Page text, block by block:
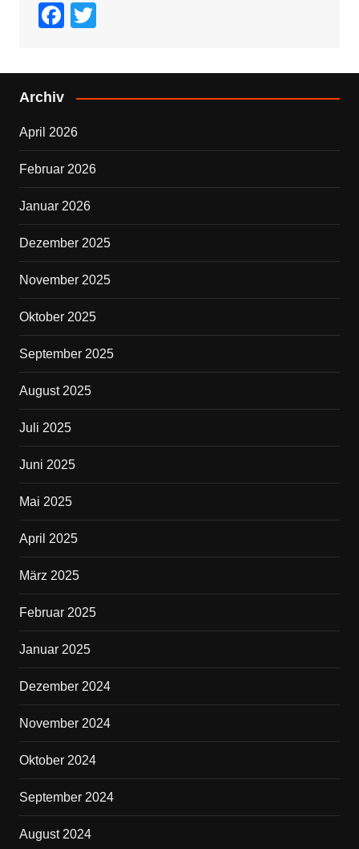
F
c
e
o
o
k
tt
er
Archiv
April 2026
Februar 2026
Januar 2026
Dezember 2025
November 2025
Oktober 2025
September 2025
August 2025
Juli 2025
Juni 2025
Mai 2025
April 2025
März 2025
Februar 2025
Januar 2025
Dezember 2024
November 2024
Oktober 2024
September 2024
August 2024